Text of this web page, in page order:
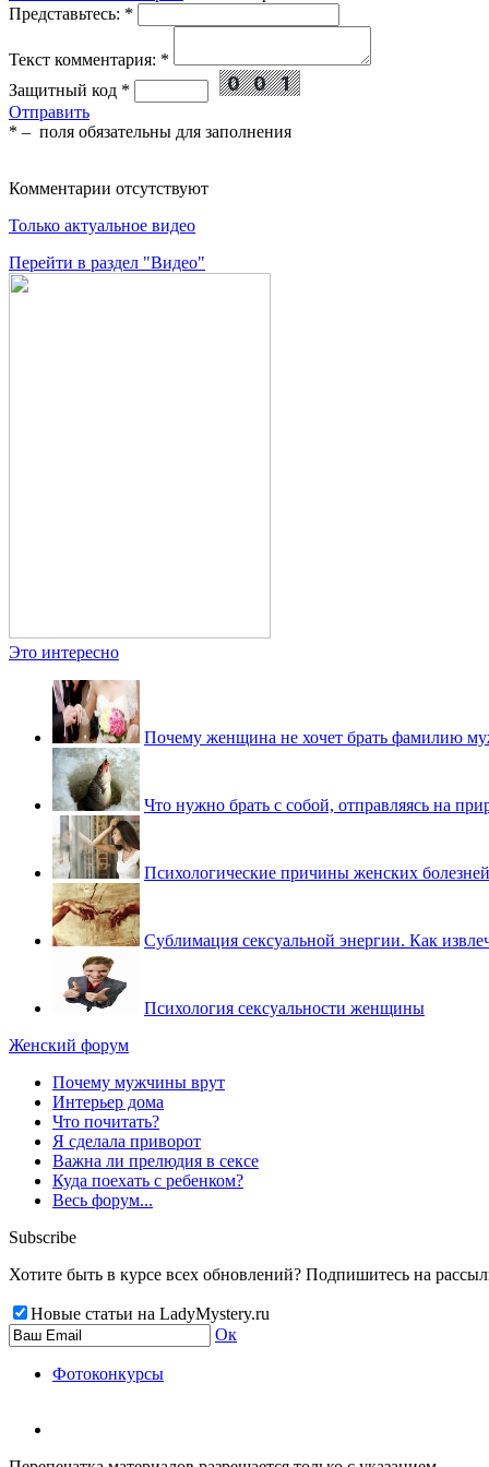
Представьтесь: *
Текст комментария: *
Защитный код *
Отправить
* – поля обязательны для заполнения
Комментарии отсутствуют
Только актуальное видео
Перейти в раздел "Видео"
Это интересно
Почему женщина не хочет брать фамилию
Что нужно брать с собой, отправляясь на
Психологические причины женских болезней
Сублимация сексуальной энергии. Как
Психология сексуальности женщины
Женский форум
Почему мужчины врут
Интерьер дома
Что почитать?
Я сделала приворот
Важна ли прелюдия в сексе
Куда поехать с ребенком?
Весь форум...
Subscribe
Хотите быть в курсе всех обновлений? Подпишитесь на
Новые статьи на LadyMystery.ru
Ок
Фотоконкурсы